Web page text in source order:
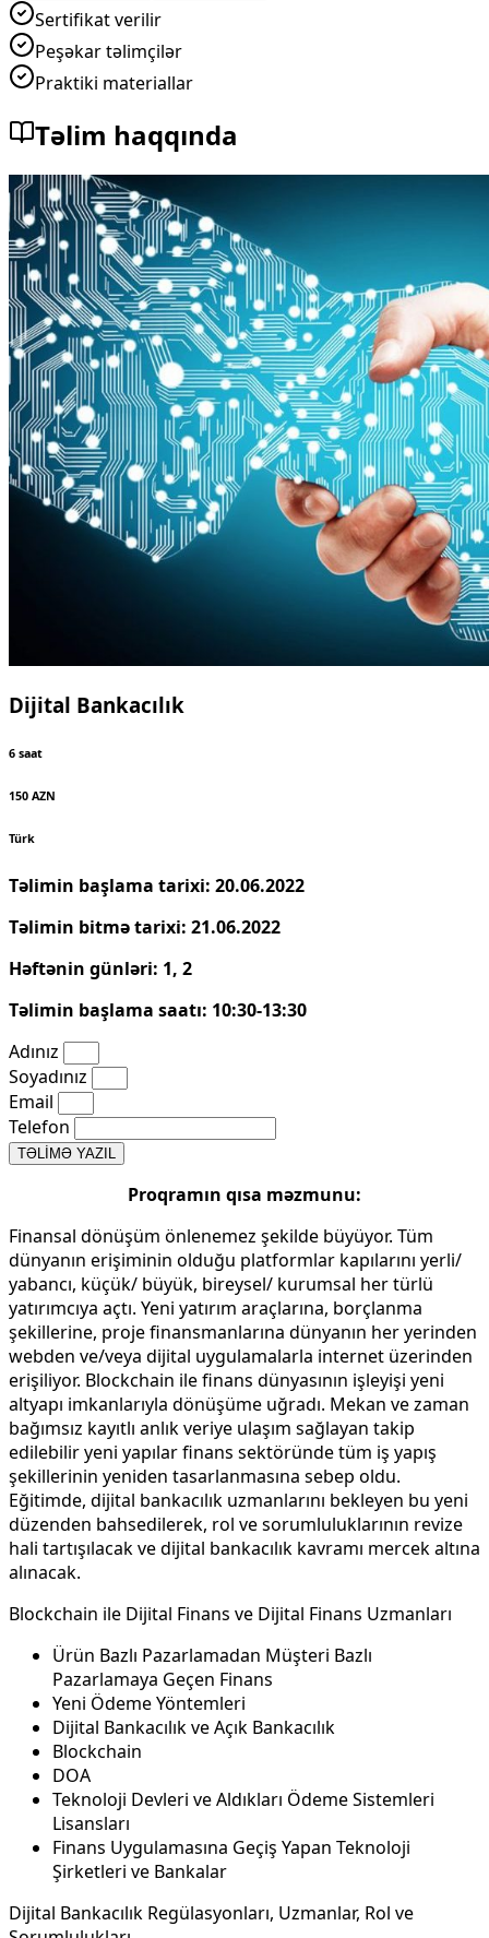
Sertifikat verilir
Peşəkar təlimçilər
Praktiki materiallar
Təlim haqqında
Dijital Bankacılık
6 saat
150 AZN
Türk
Təlimin başlama tarixi: 20.06.2022
Təlimin bitmə tarixi: 21.06.2022
Həftənin günləri: 1, 2
Təlimin başlama saatı: 10:30-13:30
Adınız
Soyadınız
Email
Telefon
TƏLİMƏ YAZIL
Proqramın qısa məzmunu:
Finansal dönüşüm önlenemez şekilde büyüyor. Tüm
dünyanın erişiminin olduğu platformlar kapılarını yerli/
yabancı, küçük/ büyük, bireysel/ kurumsal her türlü
yatırımcıya açtı. Yeni yatırım araçlarına, borçlanma
şekillerine, proje finansmanlarına dünyanın her yerinden
webden ve/veya dijital uygulamalarla internet üzerinden
erişiliyor. Blockchain ile finans dünyasının işleyişi yeni
altyapı imkanlarıyla dönüşüme uğradı. Mekan ve zaman
bağımsız kayıtlı anlık veriye ulaşım sağlayan takip
edilebilir yeni yapılar finans sektöründe tüm iş yapış
şekillerinin yeniden tasarlanmasına sebep oldu.
Eğitimde, dijital bankacılık uzmanlarını bekleyen bu yeni
düzenden bahsedilerek, rol ve sorumluluklarının revize
hali tartışılacak ve dijital bankacılık kavramı mercek altına
alınacak.
Blockchain ile Dijital Finans ve Dijital Finans Uzmanları
Ürün Bazlı Pazarlamadan Müşteri Bazlı
Pazarlamaya Geçen Finans
Yeni Ödeme Yöntemleri
Dijital Bankacılık ve Açık Bankacılık
Blockchain
DOA
Teknoloji Devleri ve Aldıkları Ödeme Sistemleri
Lisansları
Finans Uygulamasına Geçiş Yapan Teknoloji
Şirketleri ve Bankalar
Dijital Bankacılık Regülasyonları, Uzmanlar, Rol ve